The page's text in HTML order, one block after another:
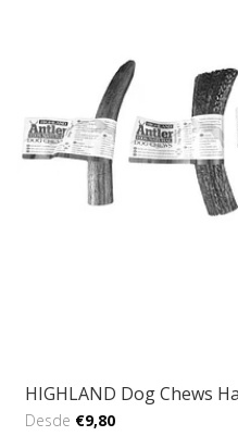
HIGHLAND Dog Chews
Desde €9,80